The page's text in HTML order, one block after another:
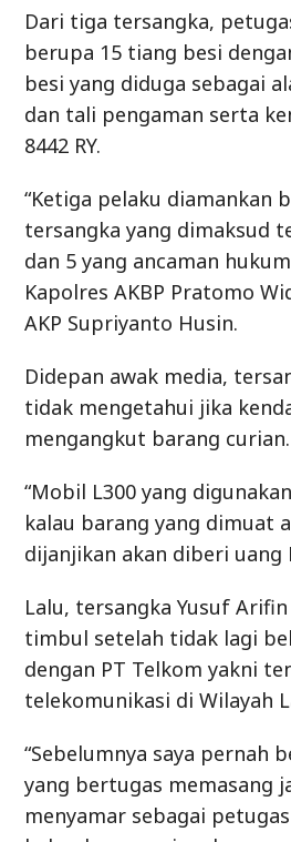
tersangka yang dimaksud
dan 5 yang ancaman
Kapolres AKBP Pratomo
AKP Supriyanto Husin.
tidak mengetahui jika
mengangkut barang curian.
“Mobil L300 yang
kalau barang yang dimuat
dijanjikan akan diberi uang
Lalu, tersangka Yusuf
timbul setelah tidak lagi
dengan PT Telkom yakni
telekomunikasi di Wilayah
“Sebelumnya saya pernah
yang bertugas memasang
menyamar sebagai
helm dan rompi maka
sebelumnya juga aman
Previous